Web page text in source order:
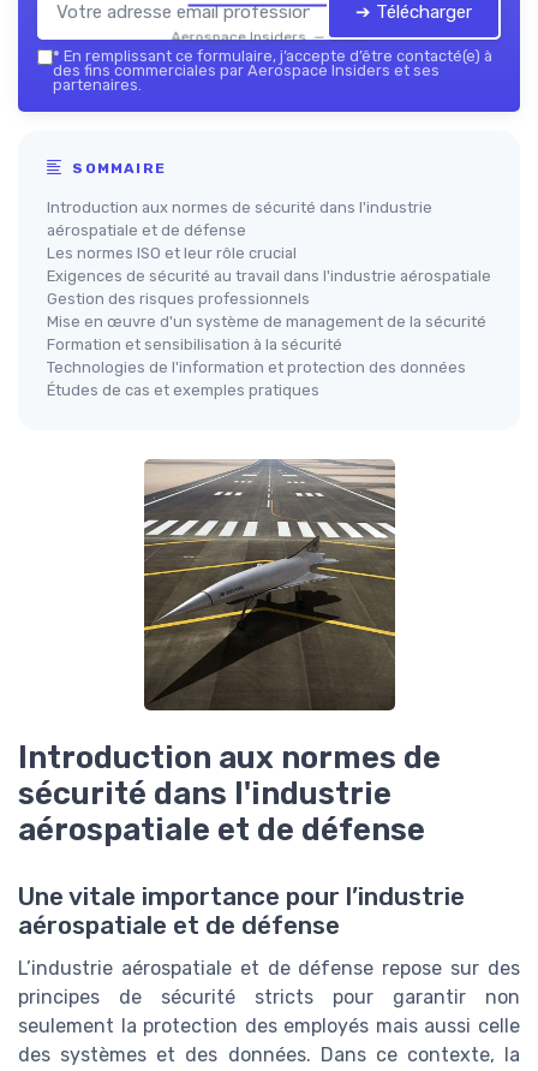
Aerospace Insiders — 2026
➔ Télécharger
* En remplissant ce formulaire, j’accepte d’être contacté(e) à
des fins commerciales par Aerospace Insiders et ses
partenaires.
SOMMAIRE
Introduction aux normes de sécurité dans l'industrie
aérospatiale et de défense
Les normes ISO et leur rôle crucial
Exigences de sécurité au travail dans l'industrie aérospatiale
Gestion des risques professionnels
Mise en œuvre d'un système de management de la sécurité
Formation et sensibilisation à la sécurité
Technologies de l'information et protection des données
Études de cas et exemples pratiques
Introduction aux normes de
sécurité dans l'industrie
aérospatiale et de défense
Une vitale importance pour l’industrie
aérospatiale et de défense
L’industrie aérospatiale et de défense repose sur des
principes de sécurité stricts pour garantir non
seulement la protection des employés mais aussi celle
des systèmes et des données. Dans ce contexte, la